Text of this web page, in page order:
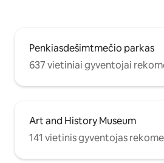
Penkiasdešimtmečio parkas
637 vietiniai gyventojai
Art and History Museum
141 vietinis gyventojas